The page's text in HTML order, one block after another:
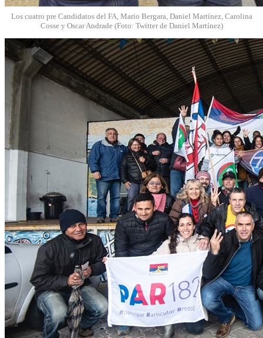
Los cuatro pre Candidatos del FA, Mario Bergara, Daniel Martínez, Carolina
Cosse y Oscar Andrade (Foto: Twitter de Daniel Martínez)